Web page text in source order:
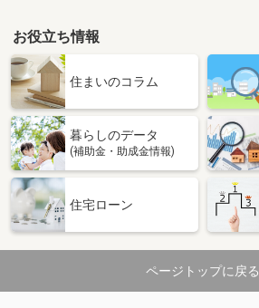
お役立ち情報
住まいのコラム
暮らしのデータ
(補助金・助成金情報)
住宅ローン
ページトップに戻る